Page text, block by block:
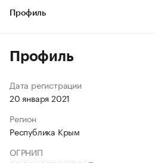
Профиль
Профиль
Дата регистрации
20 января 2021
Регион
Республика Крым
ОГРНИП